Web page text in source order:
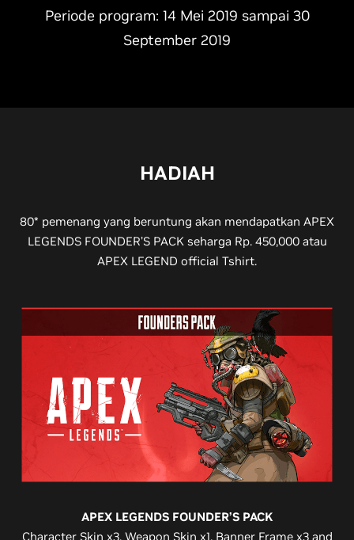
Periode program: 14 Mei 2019 sampai 30
September 2019
HADIAH
80* pemenang yang beruntung akan mendapatkan APEX
LEGENDS FOUNDER’S PACK seharga Rp. 450,000 atau
APEX LEGEND official Tshirt.
APEX LEGENDS FOUNDER’S PACK
Character Skin x3, Weapon Skin x1, Banner Frame x3 and